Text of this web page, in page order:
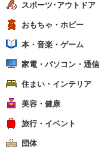
スポーツ･アウトドア
おもちゃ・ホビー
本・音楽・ゲーム
家電・パソコン・通信
住まい・インテリア
美容・健康
旅行・イベント
団体